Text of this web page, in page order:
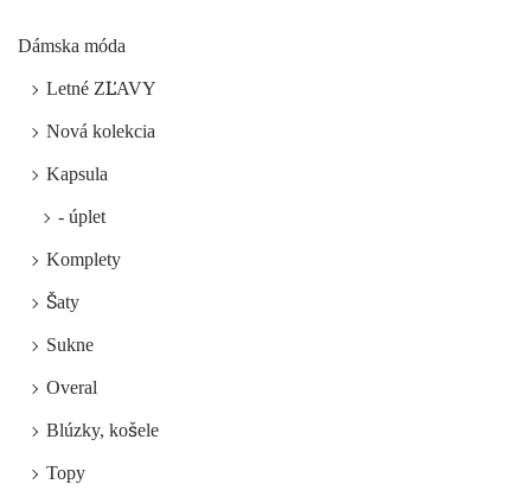
Dámska móda
Letné ZĽAVY
Nová kolekcia
Kapsula
- úplet
Komplety
Šaty
Sukne
Overal
Blúzky, košele
Topy